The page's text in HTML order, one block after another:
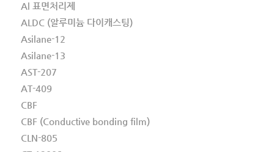
Al 표면처리제
ALDC (알루미늄 다이캐스팅)
Asilane-12
Asilane-13
AST-207
AT-409
CBF
CBF (Conductive bonding film)
CLN-805